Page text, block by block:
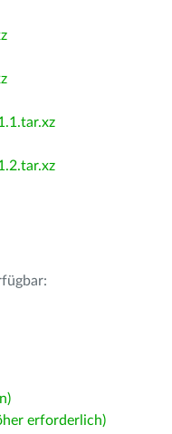
erforderlich)